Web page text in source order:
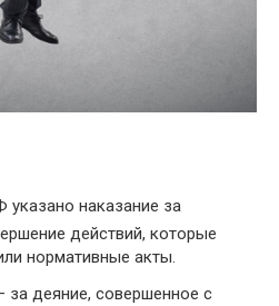
наказание за
действий, которые
нормативные акты.
за деяние, совершенное с